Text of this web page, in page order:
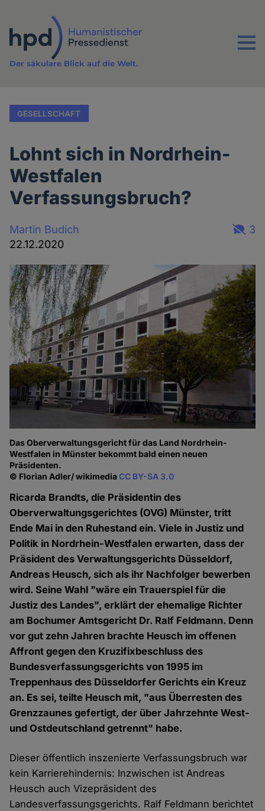
Inhalt
Menu
Der säkulare Blick auf die Welt.
GESELLSCHAFT
Lohnt sich in Nordrhein-
Westfalen
Verfassungsbruch?
Martin Budich
22.12.2020
3
Das Oberverwaltungsgericht für das Land Nordrhein-
Westfalen in Münster bekommt bald einen neuen
Präsidenten.
© Florian Adler/ wikimediaCC BY-SA 3.0
Ricarda Brandts, die Präsidentin des
Oberverwaltungsgerichtes (OVG) Münster, tritt
Ende Mai in den Ruhestand ein. Viele in Justiz und
Politik in Nordrhein-Westfalen erwarten, dass der
Präsident des Verwaltungsgerichts Düsseldorf,
Andreas Heusch, sich als ihr Nachfolger bewerben
wird. Seine Wahl "wäre ein Trauerspiel für die
Justiz des Landes", erklärt der ehemalige Richter
am Bochumer Amtsgericht Dr. Ralf Feldmann. Denn
vor gut zehn Jahren brachte Heusch im offenen
Affront gegen den Kruzifixbeschluss des
Bundesverfassungsgerichts von 1995 im
Treppenhaus des Düsseldorfer Gerichts ein Kreuz
an. Es sei, teilte Heusch mit, "aus Überresten des
Grenzzaunes gefertigt, der über Jahrzehnte West-
und Ostdeutschland getrennt" habe.
Dieser öffentlich inszenierte Verfassungsbruch war
kein Karrierehindernis: Inzwischen ist Andreas
Heusch auch Vizepräsident des
Landesverfassungsgerichts. Ralf Feldmann berichtet